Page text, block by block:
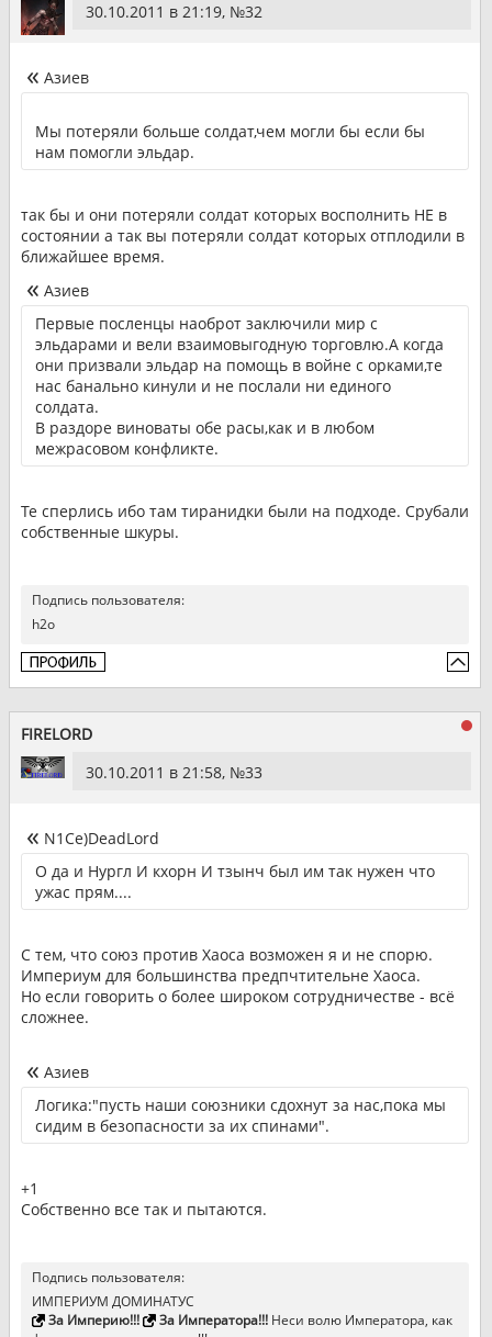
30.10.2011 в 21:19, №32
Азиев
Мы потеряли больше солдат,чем могли бы если бы
нам помогли эльдар.
так бы и они потеряли солдат которых восполнить НЕ в
состоянии а так вы потеряли солдат которых отплодили в
ближайшее время.
Азиев
Первые посленцы наоброт заключили мир с
эльдарами и вели взаимовыгодную торговлю.А когда
они призвали эльдар на помощь в войне с орками,те
нас банально кинули и не послали ни единого
солдата.
В раздоре виноваты обе расы,как и в любом
межрасовом конфликте.
Те сперлись ибо там тиранидки были на подходе. Срубали
собственные шкуры.
Подпись пользователя:
h2o
FIRELORD
30.10.2011 в 21:58, №33
N1Ce)DeadLord
О да и Нургл И кхорн И тзынч был им так нужен что
ужас прям....
С тем, что союз против Хаоса возможен я и не спорю.
Империум для большинства предпчтительне Хаоса.
Но если говорить о более широком сотрудничестве - всё
сложнее.
Азиев
Логика:"пусть наши союзники сдохнут за нас,пока мы
сидим в безопасности за их спинами".
+1
Собственно все так и пытаются.
Подпись пользователя:
ИМПЕРИУМ ДОМИНАТУС
За Империю!!!
За Императора!!!Неси волю Императора, как